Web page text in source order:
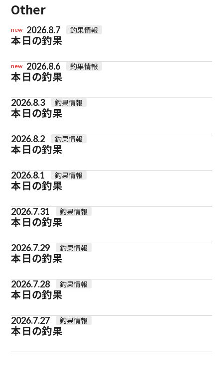
Other
new 2026.8.7 釣果情報
本日の釣果
new 2026.8.6 釣果情報
本日の釣果
2026.8.3 釣果情報
本日の釣果
2026.8.2 釣果情報
本日の釣果
2026.8.1 釣果情報
本日の釣果
2026.7.31 釣果情報
本日の釣果
2026.7.29 釣果情報
本日の釣果
2026.7.28 釣果情報
本日の釣果
2026.7.27 釣果情報
本日の釣果